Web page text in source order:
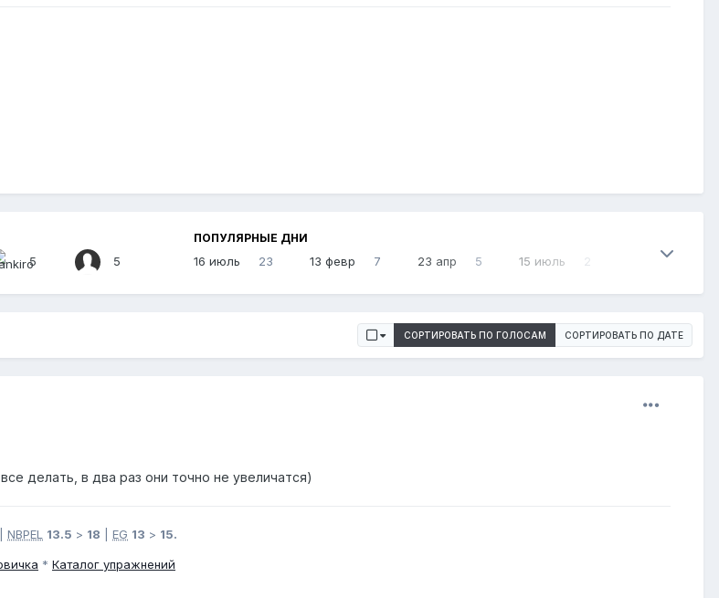
5 5
ПОПУЛЯРНЫЕ ДНИ
16 июль 23 13 февр 7 23 апр 5 15 июль 2
СОРТИРОВАТЬ ПО ГОЛОСАМ СОРТИРОВАТЬ ПО ДАТЕ
делать, в два раз они точно не увеличатся)
NBPEL 13.5 > 18 EG 13 > 15.
* Каталог упражнений